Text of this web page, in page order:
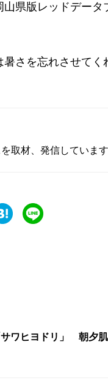
県版レッドデータ
さを忘れさせてく
取材、発信しています
ワヒヨドリ」 朝夕